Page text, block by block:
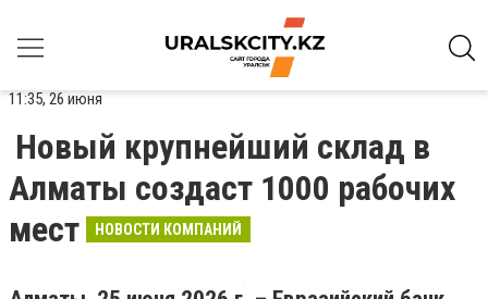
11:35, 26 июня
Новый крупнейший склад в
Алматы создаст 1000 рабочих
мест
НОВОСТИ КОМПАНИЙ